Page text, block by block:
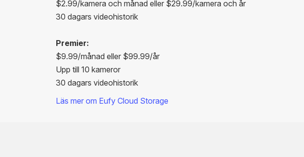
$2.99/kamera och månad eller $29.99/kamera och år
30 dagars videohistorik
Premier:
$9.99/månad eller $99.99/år
Upp till 10 kameror
30 dagars videohistorik
Läs mer om Eufy Cloud Storage